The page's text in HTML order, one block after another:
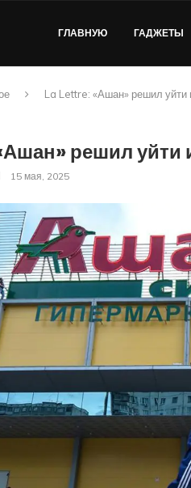
ГЛАВНУЮ ГАДЖЕТЫ
La Lettre: «Ашан» решил уйти
решил уйти
15 мая, 2025